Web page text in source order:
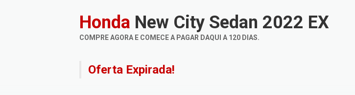
Honda New City Sedan 2022 EX
COMPRE AGORA E COMECE A PAGAR DAQUI A 120 DIAS.
Oferta Expirada!